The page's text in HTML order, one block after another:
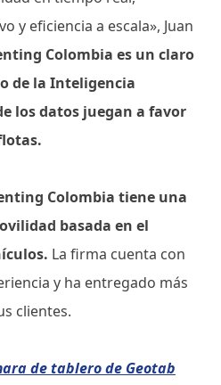
y eficiencia a escala», Juan
Colombia es un claro
de la Inteligencia
los datos juegan a favor
Colombia tiene una
basada en el
La firma cuenta con
y ha entregado más
clientes.
de tablero de Geotab